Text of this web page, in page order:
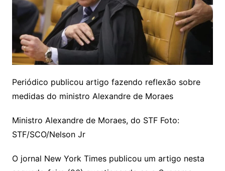
Periódico publicou artigo fazendo reflexão sobre
medidas do ministro Alexandre de Moraes
Ministro Alexandre de Moraes, do STF Foto:
STF/SCO/Nelson Jr
O jornal New York Times publicou um artigo nesta